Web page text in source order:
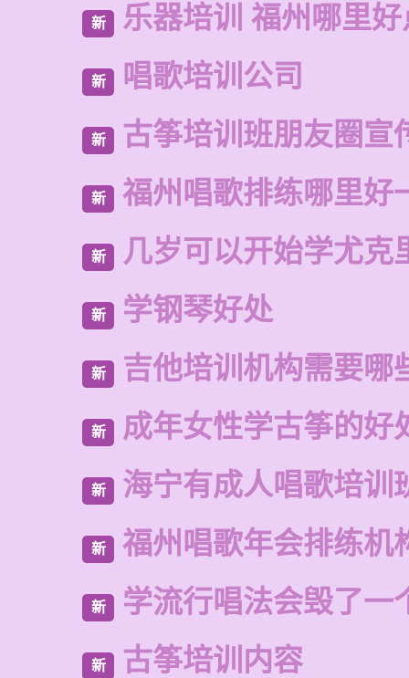
新 乐器培训 福州哪里
新 唱歌培训公司
新 古筝培训班朋友圈宣
新 福州唱歌排练哪里好
新 几岁可以开始学尤克
新 学钢琴好处
新 吉他培训机构需要哪
新 成年女性学古筝的好
新 海宁有成人唱歌培训
新 福州唱歌年会排练机
新 学流行唱法会毁了一
新 古筝培训内容